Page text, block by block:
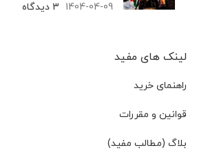
1404-04-09 3 دیدگاه
لینک های مفید
راهنمای خرید
قوانین و مقررات
بلاگ (مطالب مفید)